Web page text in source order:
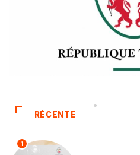
RÉCENTE
1